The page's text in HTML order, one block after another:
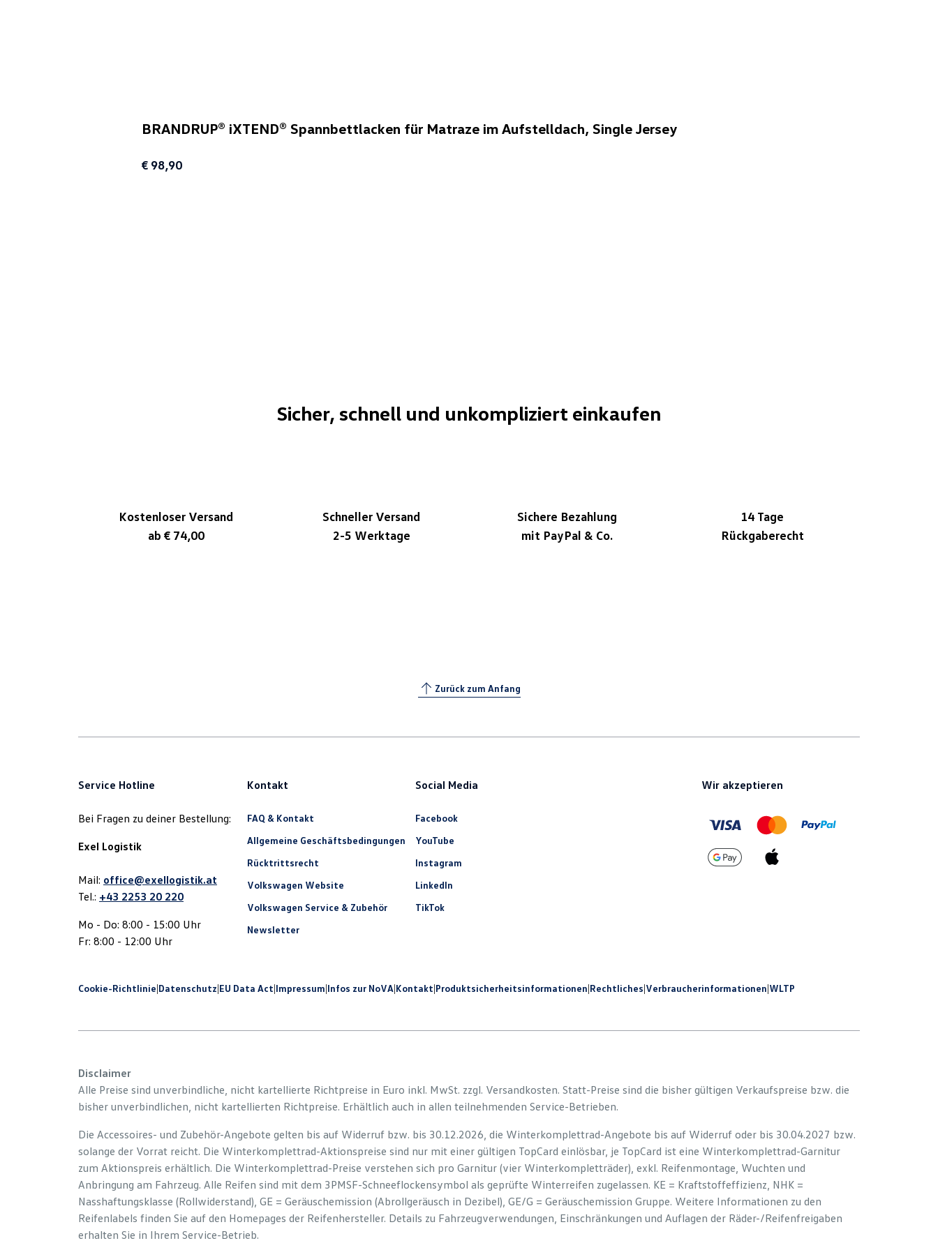
BRANDRUP® iXTEND® Spannbettlacken für Matraze im Aufstelldach, Single Jersey
€ 98,90
Sicher, schnell und unkompliziert einkaufen
Kostenloser Versand
ab € 74,00
Schneller Versand
2-5 Werktage
Sichere Bezahlung
mit PayPal & Co.
14 Tage
Rückgaberecht
Zurück zum Anfang
Service Hotline
Bei Fragen zu deiner Bestellung:
Exel Logistik
Mail: office@exellogistik.at
Tel.: +43 2253 20 220
Mo - Do: 8:00 - 15:00 Uhr
Fr: 8:00 - 12:00 Uhr
Kontakt
FAQ & Kontakt
Allgemeine Geschäftsbedingungen
Rücktrittsrecht
Volkswagen Website
Volkswagen Service & Zubehör
Newsletter
Social Media
Facebook
YouTube
Instagram
LinkedIn
TikTok
Wir akzeptieren
Cookie-Richtlinie|Datenschutz|EU Data Act|Impressum|Infos zur NoVA|Kontakt|Produkt­sicherheits­informationen|Rechtliches|Verbraucherinformationen|WLTP
Disclaimer
Alle Preise sind unverbindliche, nicht kartellierte Richtpreise in Euro inkl. MwSt. zzgl. Versandkosten. Statt-Preise sind die bisher gültigen Verkaufspreise bzw. die
bisher unverbindlichen, nicht kartellierten Richtpreise. Erhältlich auch in allen teilnehmenden Service-Betrieben.
Die Accessoires- und Zubehör-Angebote gelten bis auf Widerruf bzw. bis 30.12.2026, die Winterkomplettrad-Angebote bis auf Widerruf oder bis 30.04.2027 bzw.
solange der Vorrat reicht. Die Winterkomplettrad-Aktionspreise sind nur mit einer gültigen TopCard einlösbar, je TopCard ist eine Winterkomplettrad-Garnitur
zum Aktionspreis erhältlich. Die Winterkomplettrad-Preise verstehen sich pro Garnitur (vier Winterkompletträder), exkl. Reifenmontage, Wuchten und
Anbringung am Fahrzeug. Alle Reifen sind mit dem 3PMSF-Schneeflockensymbol als geprüfte Winterreifen zugelassen. KE = Kraftstoffeffizienz, NHK =
Nasshaftungsklasse (Rollwiderstand), GE = Geräuschemission (Abrollgeräusch in Dezibel), GE/G = Geräuschemission Gruppe. Weitere Informationen zu den
Reifenlabels finden Sie auf den Homepages der Reifenhersteller. Details zu Fahrzeugverwendungen, Einschränkungen und Auflagen der Räder-/Reifenfreigaben
erhalten Sie in Ihrem Service-Betrieb.